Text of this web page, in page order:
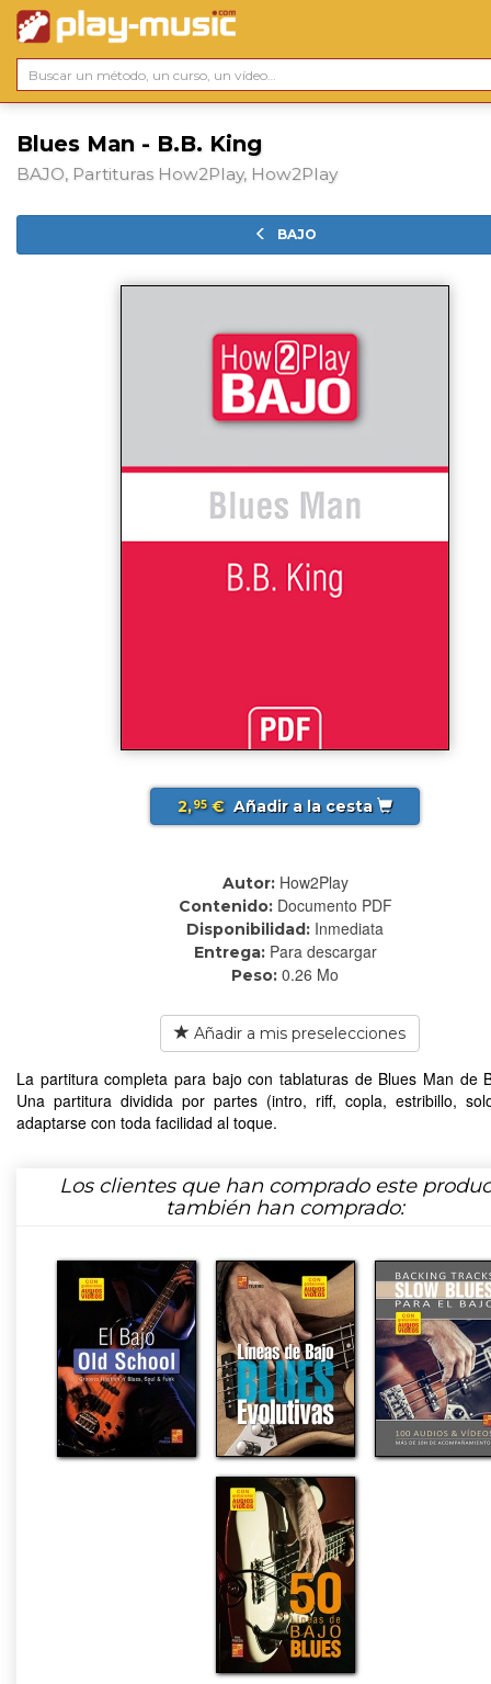
Blues Man - B.B. King
BAJO, Partituras How2Play, How2Play
BAJO
2,95€ Añadir a la cesta
Autor: How2Play
Contenido: Documento PDF
Disponibilidad: Inmediata
Entrega: Para descargar
Peso: 0.26 Mo
Añadir a mis preselecciones
La partitura completa para bajo con tablaturas de Blues Man de
Una partitura dividida por partes (intro, riff, copla, estribillo,
adaptarse con toda facilidad al toque.
Los clientes que han comprado este
también han comprado: